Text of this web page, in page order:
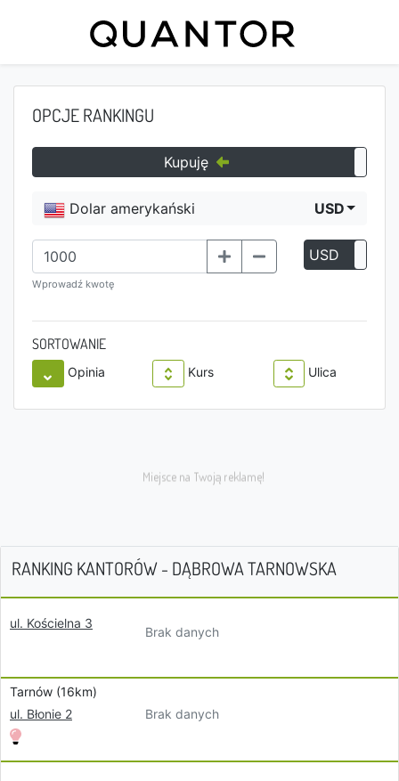
OPCJE RANKINGU
Kupuję
Dolar amerykański USD
Wprowadź kwotę
USD
SORTOWANIE
Opinia Kurs Ulica
RANKING KANTORÓW - DĄBROWA TARNOWSKA
ul. Kościelna 3
Brak danych
Tarnów (16km)
ul. Błonie 2
Brak danych